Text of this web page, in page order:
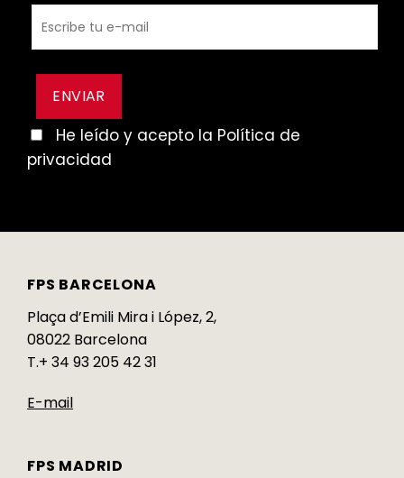
He leído y acepto la Política de
privacidad
FPS BARCELONA
Plaça d’Emili Mira i López, 2,
08022 Barcelona
T.+ 34 93 205 42 31
E-mail
FPS MADRID